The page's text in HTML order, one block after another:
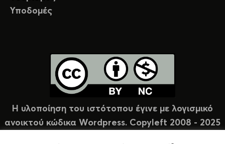
Υποδομές
Η υλοποίηση του ιστότοπου έγινε με λογισμικό
ανοικτού κώδικα Wordpress. Copyleft 2008 - 2025